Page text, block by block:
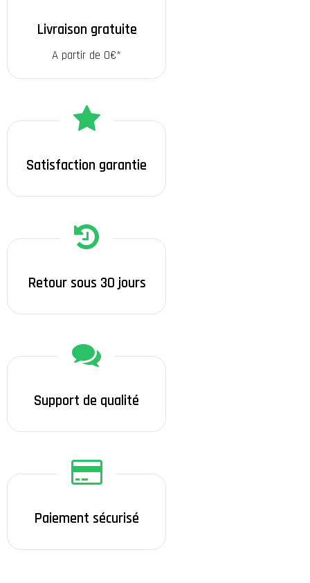
Livraison gratuite
A partir de 0€*
Satisfaction garantie
Retour sous 30 jours
Support de qualité
Paiement sécurisé